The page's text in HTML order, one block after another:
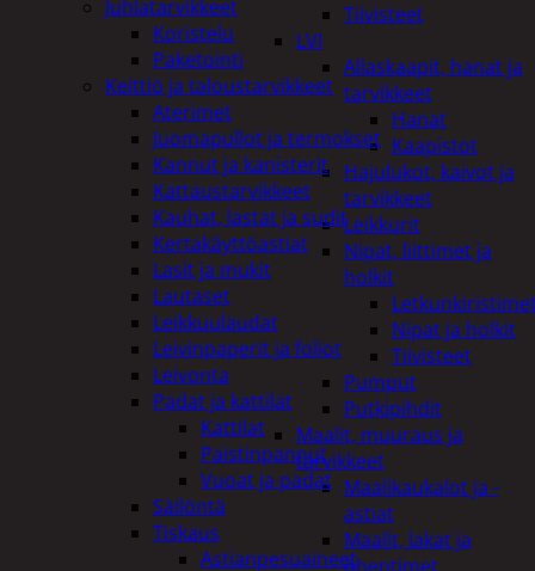
Tiivisteet
LVI
Allaskaapit, hanat ja
tarvikkeet
Hanat
Kaapistot
Hajulukot, kaivot ja
tarvikkeet
Leikkurit
Nipat, liittimet ja
holkit
Nipat ja holkit
Tiivisteet
Pumput
Putkipihdit
Maalit, muuraus ja
tarvikkeet
Maalikaukalot ja -
astiat
Maalit, lakat ja
Juhlatarvikkeet
Koristelu
Paketointi
Keittiö ja taloustarvikkeet
Aterimet
Juomapullot ja termokset
Kannut ja kanisterit
Kattaustarvikkeet
Kauhat, lastat ja sudit
Kertakäyttöastiat
Lasit ja mukit
Lautaset
Leikkuulaudat
Leivinpaperit ja foliot
Leivonta
Padat ja kattilat
Kattilat
Paistinpannut
Vuoat ja padat
Säilöntä
Tiskaus
Astianpesuaineet